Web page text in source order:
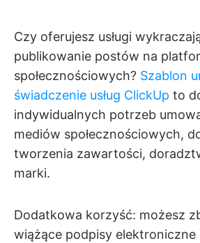
Czy oferujesz usługi
publikowanie postów na
społecznościowych? Szablon
świadczenie usług ClickUp to
indywidualnych potrzeb
mediów społecznościowych,
tworzenia zawartości,
marki.
Dodatkowa korzyść: możesz
wiążące podpisy elektroniczne